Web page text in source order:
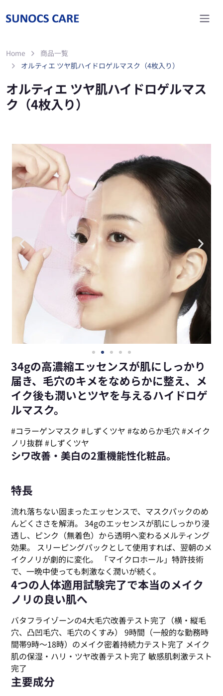
Home
商品一覧
オルティエ ツヤ肌ハイドロゲルマスク（4枚入り）
オルティエ ツヤ肌ハイドロゲルマス
ク（4枚入り）
34gの高濃縮エッセンスが肌にしっかり
届き、毛穴のキメをなめらかに整え、メ
イク後も潤いとツヤを与えるハイドロゲ
ルマスク。
#コラーゲンマスク #しずくツヤ #なめらか毛穴 #メイク
ノリ抜群 #しずくツヤ
シワ改善・美白の2重機能性化粧品。
特長
流れ落ちない固まったエッセンスで、マスクパックのめ
んどくささを解消。 34gのエッセンスが肌にしっかり浸
透し、ピンク（無着色）から透明へ変わるメルティング
効果。 スリーピングパックとして使用すれば、翌朝のメ
イクノリが劇的に変化。 「マイクロホール」特許技術
で、一晩中使っても刺激なく潤いが続く。
4つの人体適用試験完了で本当のメイク
ノリの良い肌へ
バタフライゾーンの4大毛穴改善テスト完了（横・縦毛
穴、凸凹毛穴、毛穴のくすみ） 9時間（一般的な勤務時
間帯9時～18時）のメイク密着持続力テスト完了 メイク
肌の保湿・ハリ・ツヤ改善テスト完了 敏感肌刺激テスト
完了
主要成分